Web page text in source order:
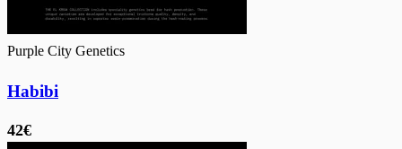
Purple City Genetics
Habibi
42€